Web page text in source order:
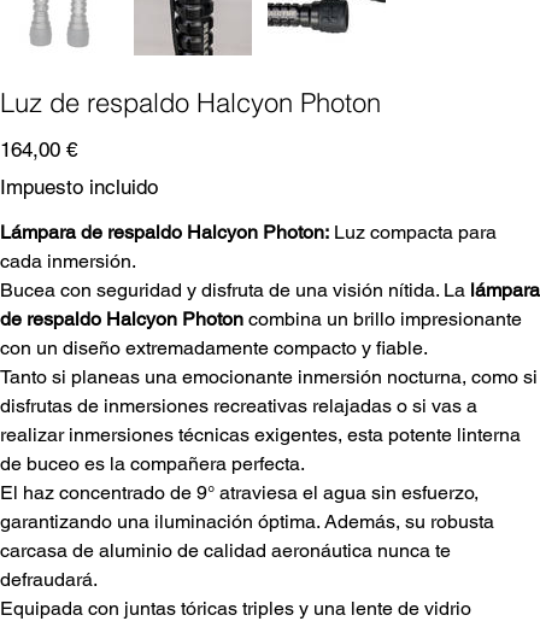
Luz de respaldo Halcyon Photon
Precio
164,00 €
Impuesto incluido
Lámpara de respaldo Halcyon Photon: Luz compacta para
cada inmersión.
Bucea con seguridad y disfruta de una visión nítida. La lámpara
de respaldo Halcyon Photon combina un brillo impresionante
con un diseño extremadamente compacto y fiable.
Tanto si planeas una emocionante inmersión nocturna, como si
disfrutas de inmersiones recreativas relajadas o si vas a
realizar inmersiones técnicas exigentes, esta potente linterna
de buceo es la compañera perfecta.
El haz concentrado de 9° atraviesa el agua sin esfuerzo,
garantizando una iluminación óptima. Además, su robusta
carcasa de aluminio de calidad aeronáutica nunca te
defraudará.
Equipada con juntas tóricas triples y una lente de vidrio